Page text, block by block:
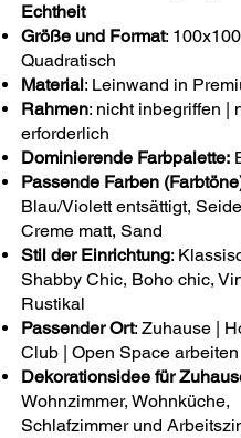
Echtheit
Größe und Format:
Quadratisch
Material: Leinwand in
Rahmen: nicht inbegriffen |
erforderlich
Dominierende Farbpalette:
​Passende Farben
Blau/Violett entsättigt,
Creme matt, Sand
Stil der Einrichtung:
Shabby Chic, Boho chic,
Rustikal​
Passender Ort: Zuhause |
Club | Open Space arbeiten
Dekorationsidee für
Wohnzimmer, Wohnküche,
Schlafzimmer und